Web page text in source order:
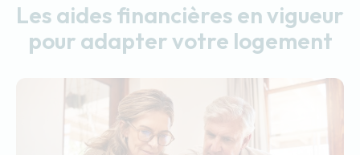
Les aides financières en vigueur
pour adapter votre logement